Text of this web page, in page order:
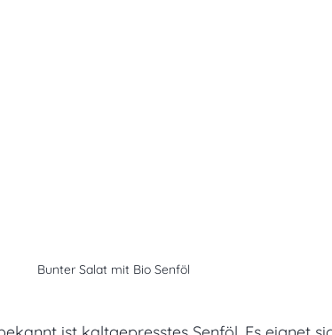
Bunter Salat mit Bio Senföl